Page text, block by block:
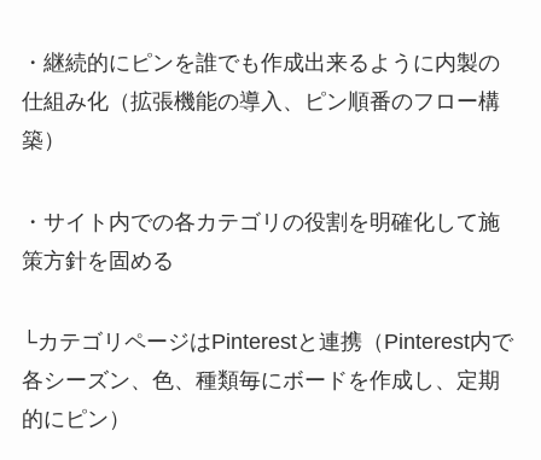
・継続的にピンを誰でも作成出来るように内製の
仕組み化（拡張機能の導入、ピン順番のフロー構
築）
・サイト内での各カテゴリの役割を明確化して施
策方針を固める
└カテゴリページはPinterestと連携（Pinterest内で
各シーズン、色、種類毎にボードを作成し、定期
的にピン）